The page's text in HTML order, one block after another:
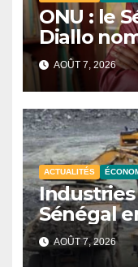
ONU : le
Diallo
cabinet
81e
AOÛT 7, 2026
ACTUALITÉS
Industries
Sénégal
milliards
premier
AOÛT 7, 2026